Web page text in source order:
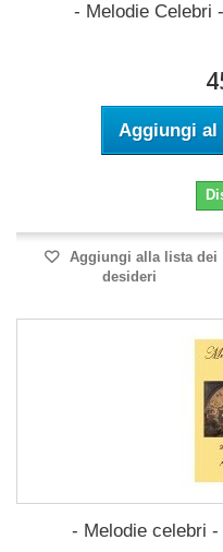
- Melodie Celebri
Aggiungi al
Aggiungi alla lista dei
desideri
- Melodie celebri -